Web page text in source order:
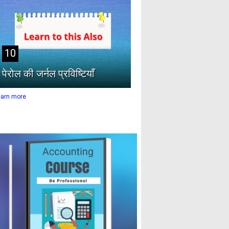
10
पेरोल की जर्नल प्रविष्टियाँ
more